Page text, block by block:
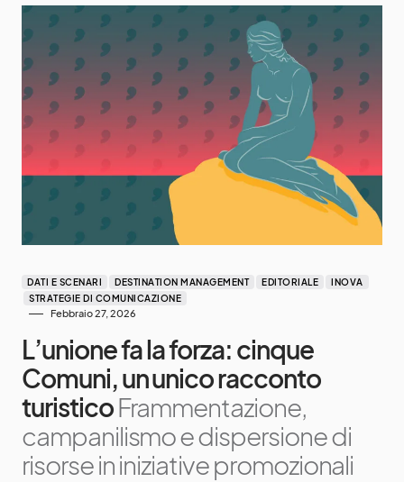
DATI E SCENARI DESTINATION MANAGEMENT EDITORIALE
INOVA
STRATEGIE DI COMUNICAZIONE
Febbraio 27, 2026
L’unione fa la forza: cinque
Comuni, un unico racconto
turisticoFrammentazione,
campanilismo e dispersione di
risorse in iniziative promozionali